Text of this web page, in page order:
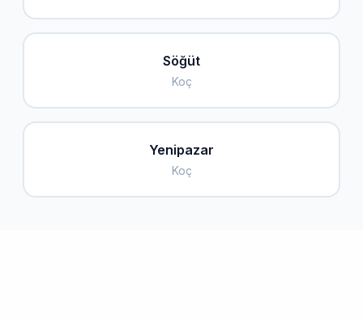
Söğüt
Koç
Yenipazar
Koç